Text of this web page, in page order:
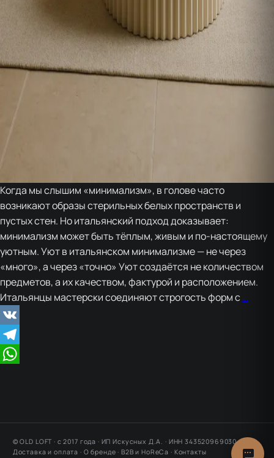
Когда мы слышим «минимализм», в голове часто
возникают образы стерильных белых пространств и
пустых стен. Но итальянский подход доказывает:
минимализм может быть тёплым, живым и по-настоящему
уютным. Уют в итальянском минимализме — не через
«много», а через «точно» Уют создаётся не количеством
предметов, а их качеством, фактурой и расположением.
Итальянцы мастерски соединяют строгость форм с…
VK
Telegram
© OLD LOFT · с 2017 года · ИП Искусных Д.А. · ИНН 343520969030
Доставка и оплата · О бренде ·B2B и HoReCa · Контакты